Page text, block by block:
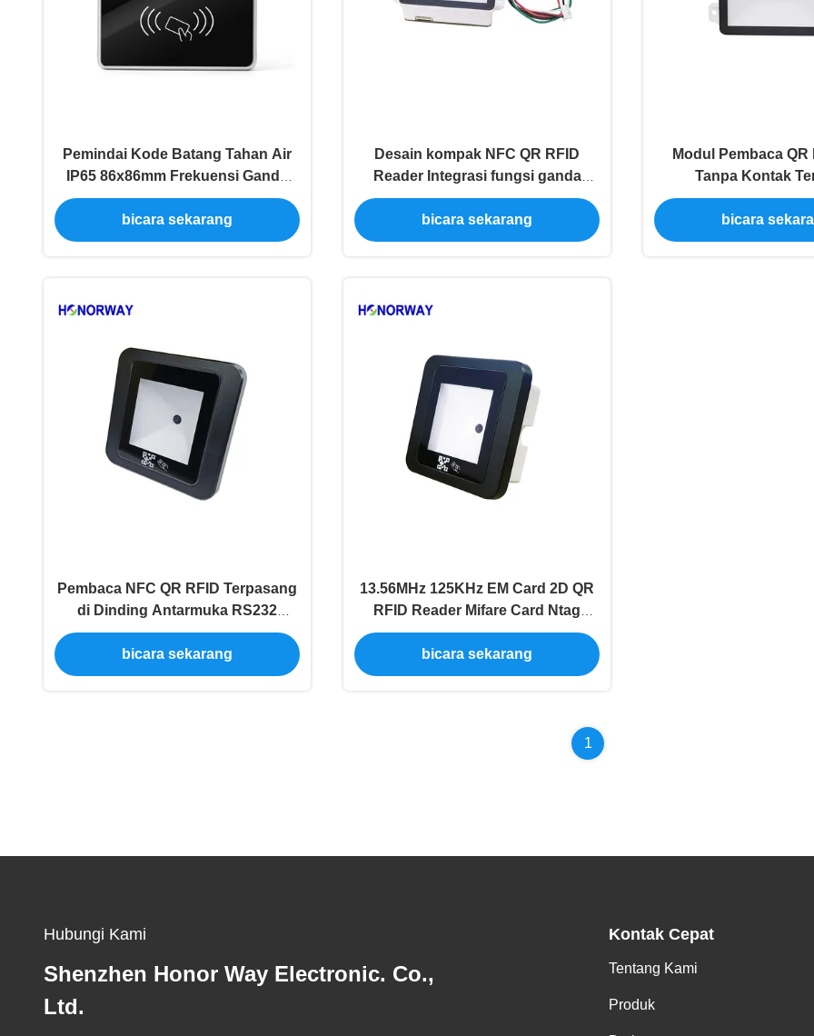
Pemindai Kode Batang Tahan Air
IP65 86x86mm Frekuensi Ganda
13.56MHz 125KHz Untuk Kontrol
Akses
bicara sekarang
Desain kompak NFC QR RFID
Reader Integrasi fungsi ganda
Untuk Gerbang Kontrol Akses
bicara sekarang
Modul Pembaca QR
Tanpa Kontak
Sensitivitas
Perangkat
bicara
Pembaca NFC QR RFID Terpasang
di Dinding Antarmuka RS232
Wiegand Untuk Sistem Kunci Pintu
Putar
bicara sekarang
13.56MHz 125KHz EM Card 2D QR
RFID Reader Mifare Card Ntag
Dengan Wiegand USB RS485
bicara sekarang
1
Hubungi Kami
Shenzhen Honor Way Electronic. Co.,
Ltd.
Kontak Cepat
Tentang Kami
Produk